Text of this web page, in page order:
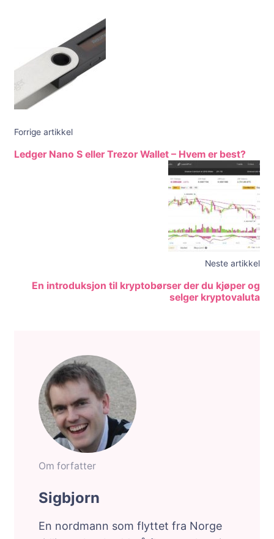
Innleggsnavigering
Forrige artikkel
Ledger Nano S eller Trezor Wallet – Hvem er best?
Neste artikkel
En introduksjon til kryptobørser der du kjøper og
selger kryptovaluta
Om forfatter
Sigbjorn
En nordmann som flyttet fra Norge